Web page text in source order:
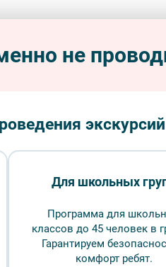
₽
не
экскурсий
Для школьных
Программа для
классов до 45 человек в
Гарантируем
комфорт ребят.